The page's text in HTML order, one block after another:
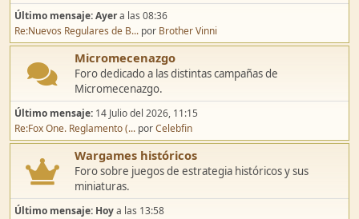
Último mensaje:Ayera las 08:36
Re:Nuevos Regulares de B... por Brother Vinni
Micromecenazgo
Foro dedicado a las distintas campañas de
Micromecenazgo.
Último mensaje: 14 Julio del 2026, 11:15
Re:Fox One. Reglamento (... porCelebfin
Wargames históricos
Foro sobre juegos de estrategia históricos y sus
miniaturas.
Último mensaje: Hoya las 13:58